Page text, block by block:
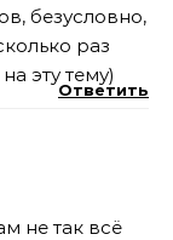
безусловно,
раз
эту тему)
Ответить
не так всё